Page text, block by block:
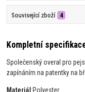
Související zboží 4
Kompletní
Společenský overal pro
zapínáním na patentky na
Materiál :Polyester